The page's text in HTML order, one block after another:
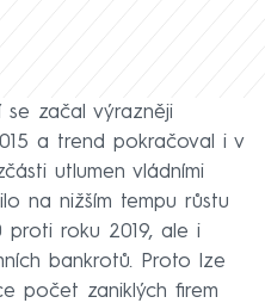
se začal výrazněji
a trend pokračoval i v
utlumen vládními
na nižším tempu růstu
proti roku 2019, ale i
bankrotů. Proto lze
počet zaniklých firem